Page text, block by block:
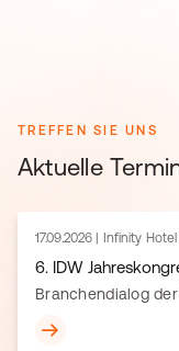
TREFFEN SIE UNS
Aktuelle
17.09.2026 | Infinity
6. IDW
Branchendialog